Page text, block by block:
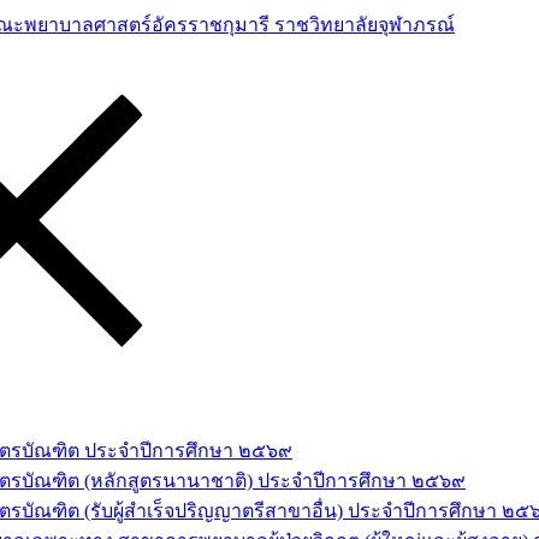
รบัณฑิต ประจำปีการศึกษา ๒๕๖๙
รบัณฑิต (หลักสูตรนานาชาติ) ประจำปีการศึกษา ๒๕๖๙
รบัณฑิต (รับผู้สำเร็จปริญญาตรีสาขาอื่น) ประจำปีการศึกษา ๒๕